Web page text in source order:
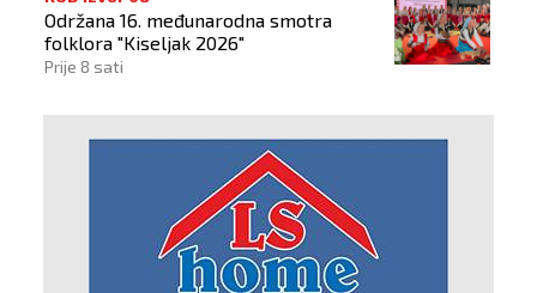
Održana 16. međunarodna smotra
folklora "Kiseljak 2026"
Prije 8 sati